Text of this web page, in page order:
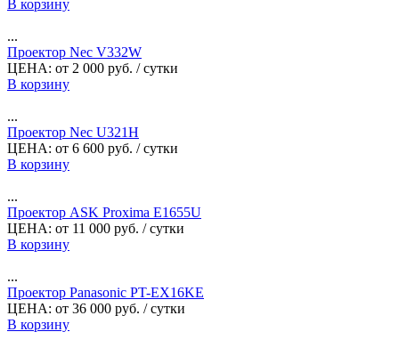
В корзину
...
Проектор Nec V332W
ЦЕНА: от 2 000 руб. / сутки
В корзину
...
Проектор Nec U321H
ЦЕНА: от 6 600 руб. / сутки
В корзину
...
Проектор ASK Proxima E1655U
ЦЕНА: от 11 000 руб. / сутки
В корзину
...
Проектор Panasonic PT-EX16KE
ЦЕНА: от 36 000 руб. / сутки
В корзину